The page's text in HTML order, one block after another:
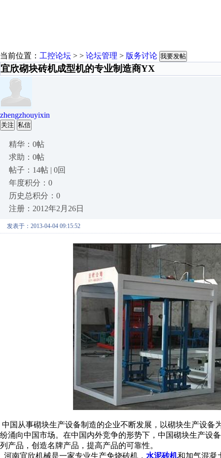
当前位置： 工控论坛 > > 论坛管理 > 版务讨论 我要发帖
宜欣砌块砖机成型机的专业制造商YX
zhengzhouyixin
关注 私信
精华：0帖
求助：0帖
帖子：14帖 | 0回
年度积分：0
历史总积分：0
注册：2012年2月26日
发表于：2013-04-04 09:15:52
中国从事砌块生产设备制造的企业不断发展，以砌块生产设
纷涌向中国市场。在中国内外竞争的形势下，中国砌块生产设
列产品，创造名牌产品，提高产品的可靠性。
河南宜欣机械是一家专业生产免烧砖机， 水泥砖机和加气混凝